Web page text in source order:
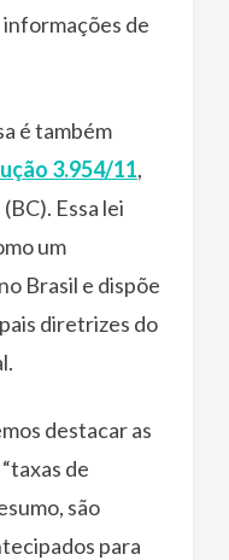
de
é também
3.954/11,
Essa lei
um
Brasil e dispõe
diretrizes do
destacar as
de
são
para